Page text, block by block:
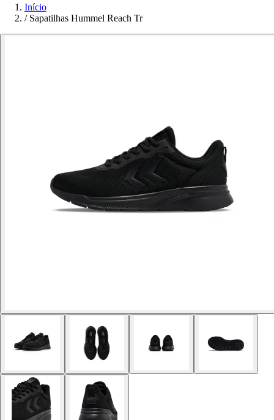
Início
/ Sapatilhas Hummel Reach Tr